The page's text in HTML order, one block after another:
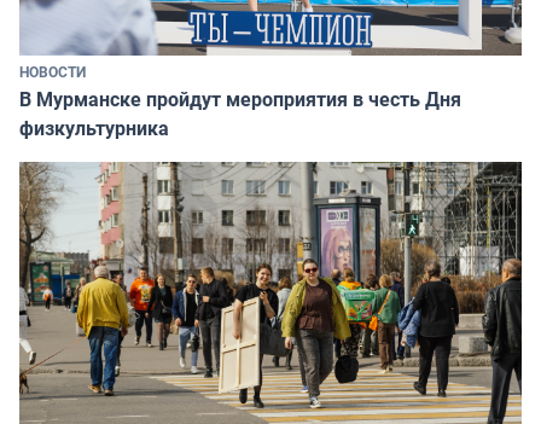
НОВОСТИ
В Мурманске пройдут мероприятия в честь Дня
физкультурника